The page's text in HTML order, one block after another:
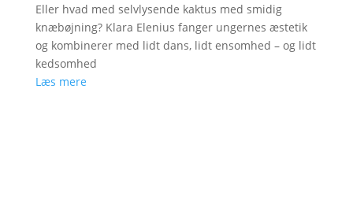
Eller hvad med selvlysende kaktus med smidig
knæbøjning? Klara Elenius fanger ungernes æstetik
og kombinerer med lidt dans, lidt ensomhed – og lidt
kedsomhed
Læs mere